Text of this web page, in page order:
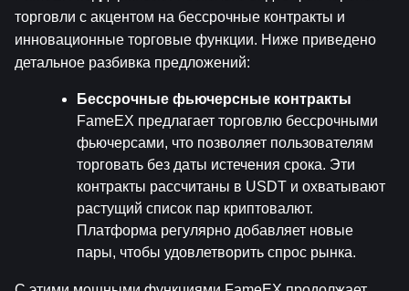
торговли с акцентом на бессрочные контракты и
инновационные торговые функции. Ниже приведено
детальное разбивка предложений:
Бессрочные фьючерсные контракты
FameEX предлагает торговлю бессрочными
фьючерсами, что позволяет пользователям
торговать без даты истечения срока. Эти
контракты рассчитаны в USDT и охватывают
растущий список пар криптовалют.
Платформа регулярно добавляет новые
пары, чтобы удовлетворить спрос рынка.